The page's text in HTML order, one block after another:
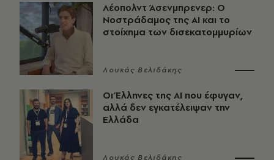
Λέοπολντ Άσενμπρενερ: Ο
Νοστράδαμος της AI και το
στοίχημα των δισεκατομμυρίων
Λουκάς Βελιδάκης
Οι Έλληνες της ΑΙ που έφυγαν,
αλλά δεν εγκατέλειψαν την
Ελλάδα
Λουκάς Βελιδάκης